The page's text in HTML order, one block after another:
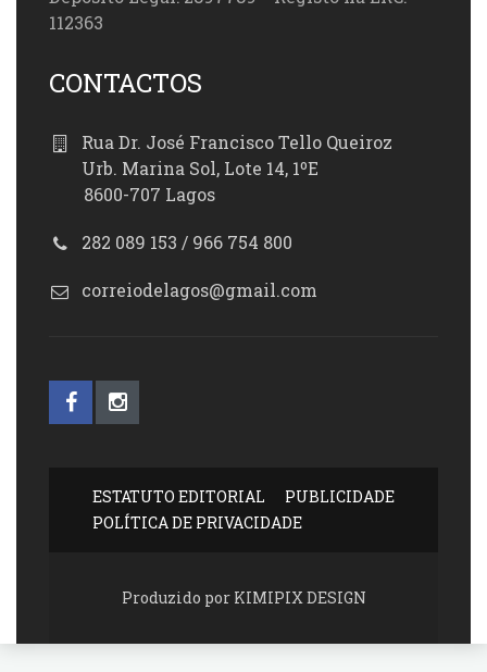
112363
CONTACTOS
Rua Dr. José Francisco Tello Queiroz
Urb. Marina Sol, Lote 14, 1ºE
8600-707 Lagos
282 089 153 / 966 754 800
correiodelagos@gmail.com
ESTATUTO EDITORIAL
PUBLICIDADE
POLÍTICA DE PRIVACIDADE
Produzido por KIMIPIX DESIGN